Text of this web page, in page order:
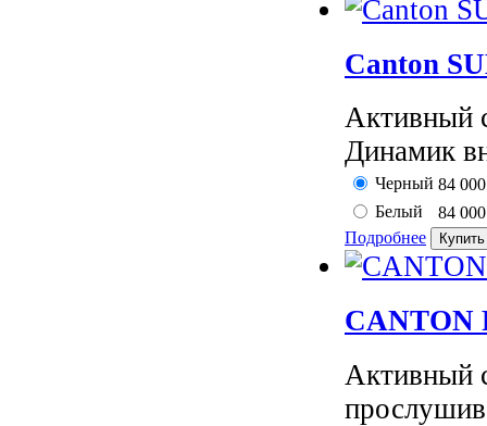
Canton
Активный
Динамик
Черный 84
Белый
84
Подробнее
CANTON
Активный